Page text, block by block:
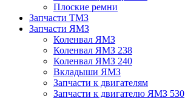
Плоские ремни
Запчасти ТМЗ
Запчасти ЯМЗ
Коленвал ЯМЗ
Коленвал ЯМЗ 238
Коленвал ЯМЗ 240
Вкладыши ЯМЗ
Запчасти к двигателям
Запчасти к двигателю ЯМЗ 530